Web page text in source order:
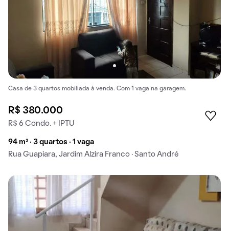
Casa de 3 quartos mobiliada à venda. Com 1 vaga na garagem.
R$ 380.000
R$ 6 Condo. + IPTU
94 m² · 3 quartos · 1 vaga
Rua Guapiara, Jardim Alzira Franco · Santo André